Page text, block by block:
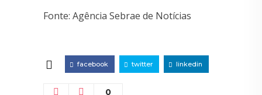
Fonte: Agência Sebrae de Notícias
facebook twitter linkedin
0